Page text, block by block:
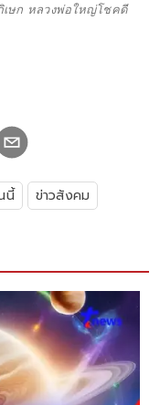
เษก หลวงพ่อใหญ่โชคดี
นี้ ข่าวสังคม